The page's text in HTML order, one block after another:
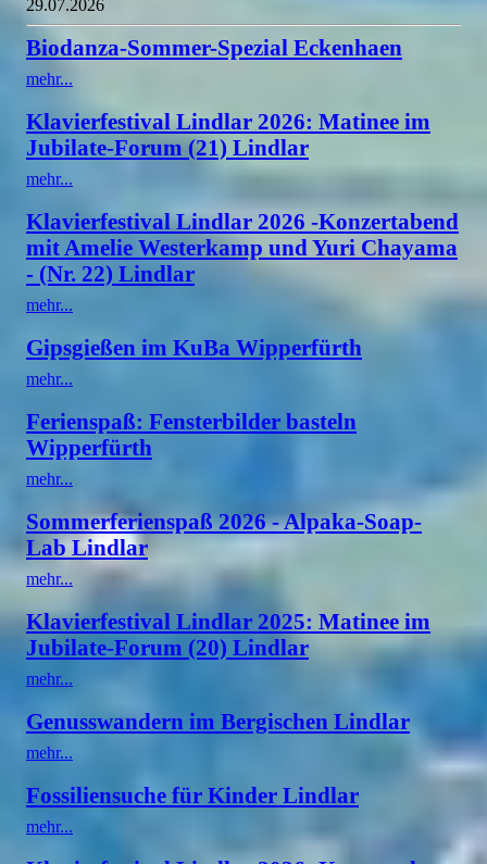
29.07.2026
Biodanza-Sommer-Spezial Eckenhaen
mehr...
Klavierfestival Lindlar 2026: Matinee im
Jubilate-Forum (21) Lindlar
mehr...
Klavierfestival Lindlar 2026 -Konzertabend
mit Amelie Westerkamp und Yuri Chayama
- (Nr. 22) Lindlar
mehr...
Gipsgießen im KuBa Wipperfürth
mehr...
Ferienspaß: Fensterbilder basteln
Wipperfürth
mehr...
Sommerferienspaß 2026 - Alpaka-Soap-
Lab Lindlar
mehr...
Klavierfestival Lindlar 2025: Matinee im
Jubilate-Forum (20) Lindlar
mehr...
Genusswandern im Bergischen Lindlar
mehr...
Fossiliensuche für Kinder Lindlar
mehr...